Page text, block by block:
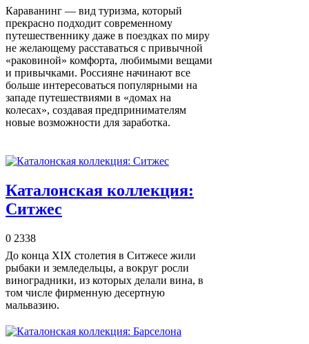
Караванинг — вид туризма, который
прекрасно подходит современному
путешественнику даже в поездках по миру
не желающему расставаться с привычной
«раковиной» комфорта, любимыми вещами
и привычками. Россияне начинают все
больше интересоваться популярными на
западе путешествиями в «домах на
колесах», создавая предпринимателям
новые возможности для заработка.
Каталонская коллекция:
Ситжес
0 2338
До конца XIX столетия в Ситжесе жили
рыбаки и земледельцы, а вокруг росли
виноградники, из которых делали вина, в
том числе фирменную десертную
мальвазию.